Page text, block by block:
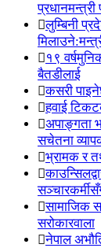
लुम्बिनी
१९
बैतडीलाई
कसरी
हवाई
अपाङ्गता
सचेतना
भ्रामक र
सामाजिक
सरोकारवाला
नेपाल